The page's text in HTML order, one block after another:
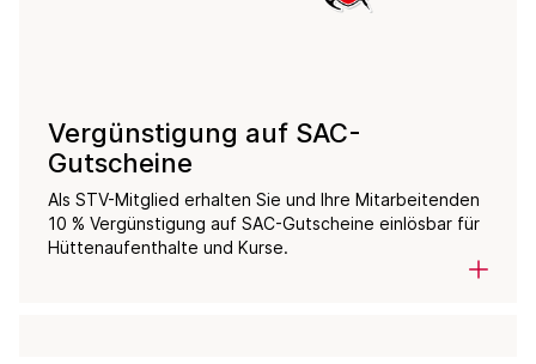
Vergünstigung auf SAC-
Gutscheine
Als STV-Mitglied erhalten Sie und Ihre Mitarbeitenden
10 % Vergünstigung auf SAC-Gutscheine einlösbar für
Hüttenaufenthalte und Kurse.